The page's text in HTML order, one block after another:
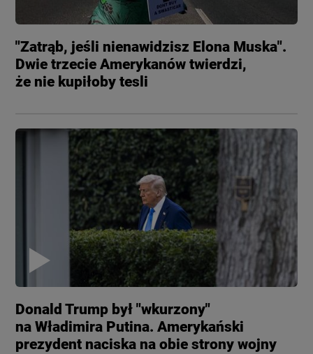
"Zatrąb, jeśli nienawidzisz Elona Muska".
Dwie trzecie Amerykanów twierdzi,
że nie kupiłoby tesli
Donald Trump był "wkurzony"
na Władimira Putina. Amerykański
prezydent naciska na obie strony wojny